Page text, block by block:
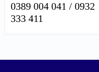
0389 004 041 / 0932
333 411